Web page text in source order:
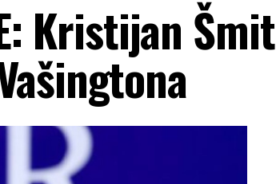
Kristijan Šmit